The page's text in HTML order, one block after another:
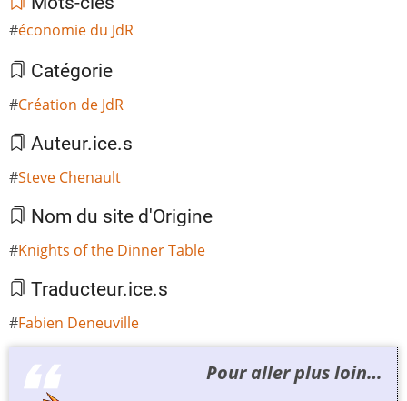
économie du JdR
Catégorie
Création de JdR
Auteur.ice.s
Steve Chenault
Nom du site d'Origine
Knights of the Dinner Table
Traducteur.ice.s
Fabien Deneuville
Pour aller plus loin…